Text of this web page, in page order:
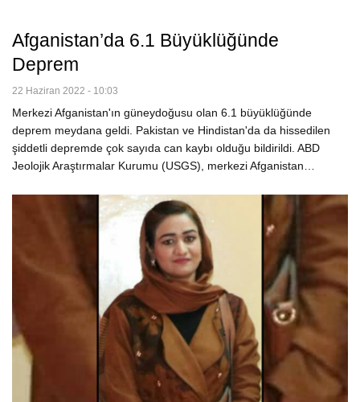
Afganistan’da 6.1 Büyüklüğünde
Deprem
22 Haziran 2022 - 10:03
Merkezi Afganistan'ın güneydoğusu olan 6.1 büyüklüğünde
deprem meydana geldi. Pakistan ve Hindistan'da da hissedilen
şiddetli depremde çok sayıda can kaybı olduğu bildirildi. ABD
Jeolojik Araştırmalar Kurumu (USGS), merkezi Afganistan…